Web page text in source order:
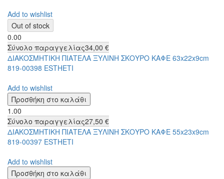
Add to wishlist
0.00
Σύνολο παραγγελίας34,00 €
ΔΙΑΚΟΣΜΗΤΙΚΗ ΠΙΑΤΕΛΑ ΞΥΛΙΝΗ ΣΚΟΥΡΟ ΚΑΦΕ 63x22x9cm
819-00398 ESTHETI
Add to wishlist
1.00
Σύνολο παραγγελίας27,50 €
ΔΙΑΚΟΣΜΗΤΙΚΗ ΠΙΑΤΕΛΑ ΞΥΛΙΝΗ ΣΚΟΥΡΟ ΚΑΦΕ 55x23x9cm
819-00397 ESTHETI
Add to wishlist